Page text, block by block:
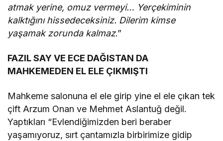
atmak yerine, omuz vermeyi… Yerçekiminin
kalktığını hissedeceksiniz. Dilerim kimse
yaşamak zorunda kalmaz.”
FAZIL SAY VE ECE DAĞISTAN DA
MAHKEMEDEN EL ELE ÇIKMIŞTI
Mahkeme salonuna el ele girip yine el ele çıkan tek
çift Arzum Onan ve Mehmet Aslantuğ değil.
Yaptıkları “Evlendiğimizden beri beraber
yaşamıyoruz, sırt çantamızla birbirimize gidip